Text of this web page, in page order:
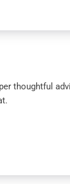
thoughtful